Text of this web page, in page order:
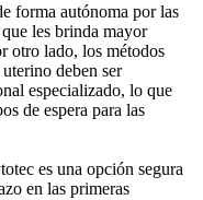
forma autónoma por las
les brinda mayor
otro lado, los métodos
deben ser
especializado, lo que
de espera para las
es una opción segura
en las primeras